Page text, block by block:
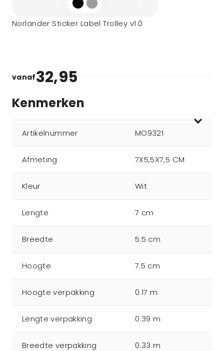
Norlander Sticker Label Trolley v1.0
vanaf32,95
Kenmerken
Artikelnummer MO9321
Afmeting 7X5,5X7,5 CM
Kleur Wit
Lengte 7 cm
Breedte 5.5 cm
Hoogte 7.5 cm
Hoogte verpakking 0.17 m
Lengte verpakking 0.39 m
Breedte verpakking 0.33 m